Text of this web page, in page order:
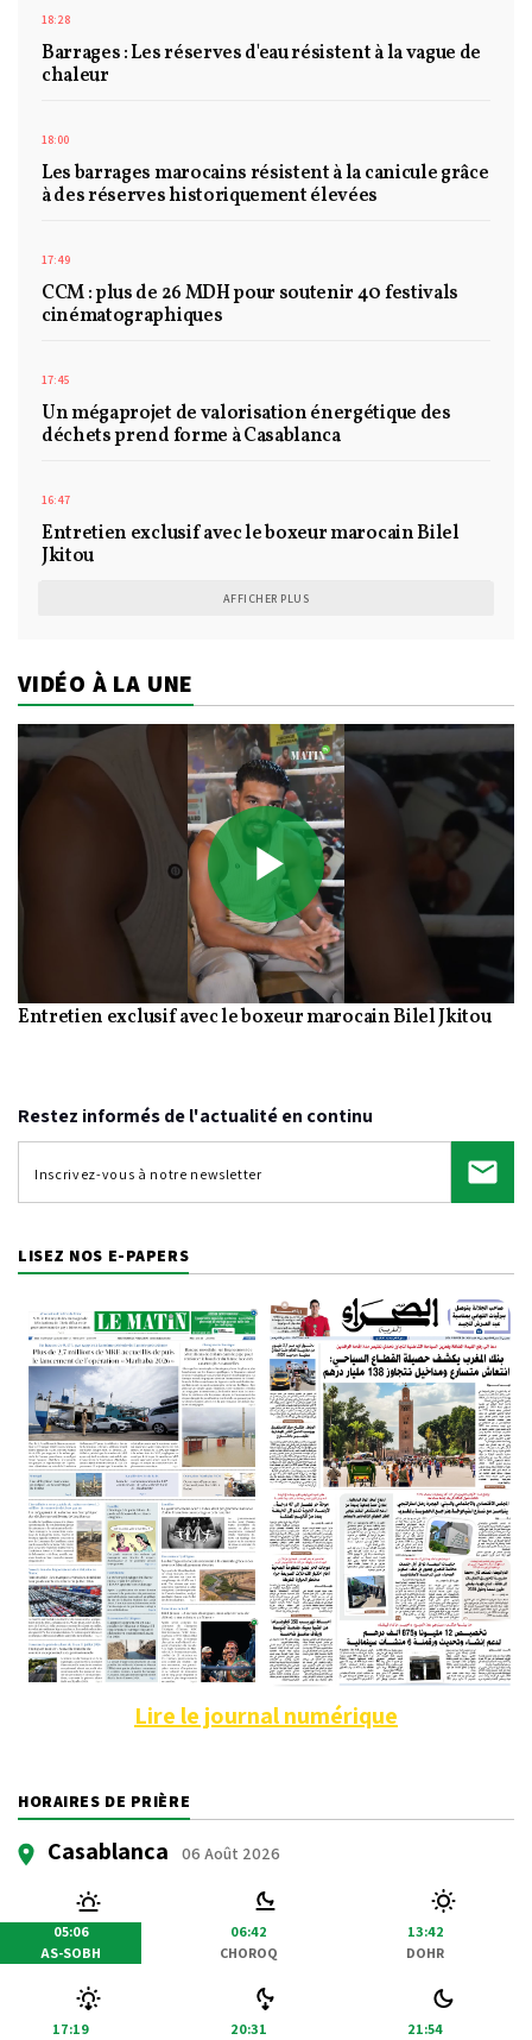
18:28
Barrages : Les réserves d'eau résistent à la vague de
chaleur
18:00
Les barrages marocains résistent à la canicule grâce
à des réserves historiquement élevées
17:49
CCM : plus de 26 MDH pour soutenir 40 festivals
cinématographiques
17:45
Un mégaprojet de valorisation énergétique des
déchets prend forme à Casablanca
16:47
Entretien exclusif avec le boxeur marocain Bilel
Jkitou
AFFICHER PLUS
VIDÉO À LA UNE
Play
Video
Entretien exclusif avec le boxeur marocain Bilel Jkitou
Restez informés de l'actualité en continu
LISEZ NOS E-PAPERS
Lire le journal numérique
HORAIRES DE PRIÈRE
Casablanca 06 Août 2026
05:06
AS-SOBH
06:42
CHOROQ
13:42
DOHR
17:19
20:31
21:54